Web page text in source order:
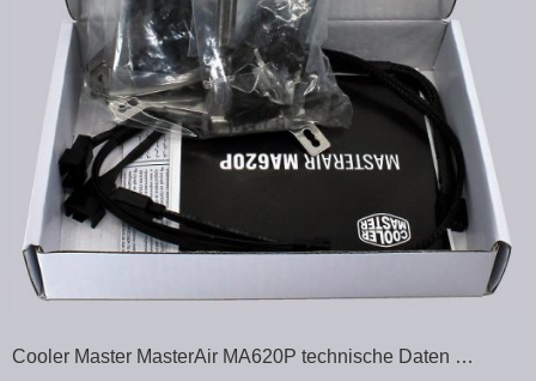
Cooler Master MasterAir MA620P technische Daten …